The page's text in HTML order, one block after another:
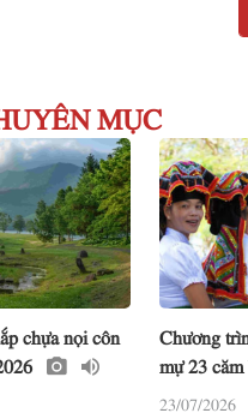
MỤC
chựa nọi côn
Chương
mự 23
23/07/2026